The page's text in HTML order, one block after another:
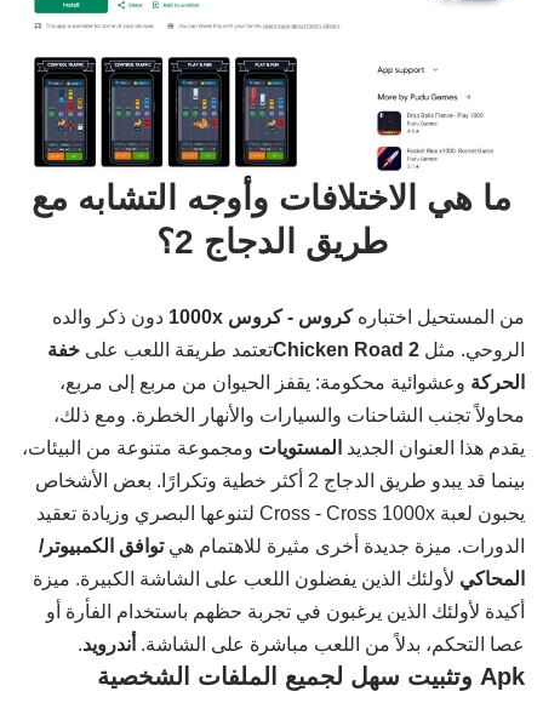
ما هي الاختلافات وأوجه التشابه مع
طريق الدجاج 2؟
من المستحيل اختبارهكروس - كروس 1000x
دون ذكر والده
الروحي. مثل Chicken Road 2تعتمد طريقة اللعب على خفة
الحركة وعشوائية محكومة: يقفز الحيوان من مربع إلى مربع،
محاولاً تجنب الشاحنات والسيارات والأنهار الخطرة. ومع ذلك،
يقدم هذا العنوان الجديد المستويات ومجموعة متنوعة من البيئات،
بينما قد يبدو طريق الدجاج 2 أكثر خطية وتكرارًا. بعض الأشخاص
يحبون لعبة Cross - Cross 1000x لتنوعها البصري وزيادة تعقيد
الدورات. ميزة جديدة أخرى مثيرة للاهتمام هيتوافق الكمبيوتر/
المحاكي لأولئك الذين يفضلون اللعب على الشاشة الكبيرة. ميزة
أكيدة لأولئك الذين يرغبون في تجربة حظهم باستخدام الفأرة أو
عصا التحكم، بدلاً من اللعب مباشرة على الشاشة. أندرويد.
Apk وتثبيت سهل لجميع الملفات الشخصية